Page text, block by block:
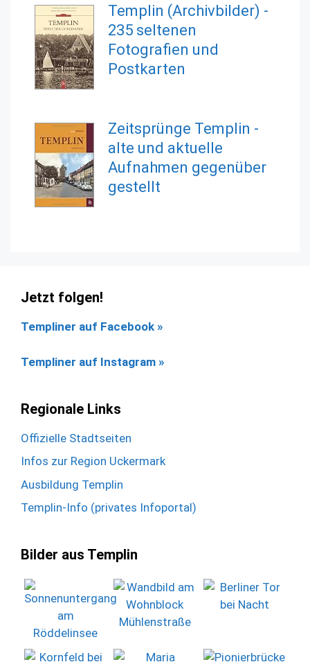
Templin (Archivbilder) -
235 seltenen
Fotografien und
Postkarten
Zeitsprünge Templin -
alte und aktuelle
Aufnahmen gegenüber
gestellt
Jetzt folgen!
Templiner auf Facebook »
Templiner auf Instagram »
Regionale Links
Offizielle Stadtseiten
Infos zur Region Uckermark
Ausbildung Templin
Templin-Info (privates Infoportal)
Bilder aus Templin